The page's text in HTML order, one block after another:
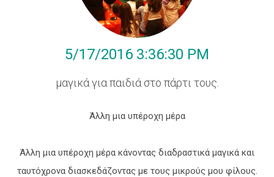
5/17/2016 3:36:30 PM
μαγικά για παιδιά στο πάρτι τους.
Άλλη μια υπέροχη μέρα
Άλλη μια υπέροχη μέρα κάνοντας διαδραστικά μαγικά και
ταυτόχρονα διασκεδάζοντας με τους μικρούς μου φίλους.